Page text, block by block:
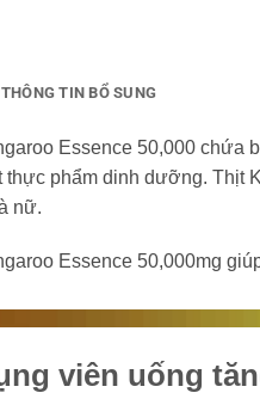
THÔNG TIN BỔ SUNG
Essence 50,000 chứa
phẩm dinh dưỡng. Thịt
nữ.
Essence 50,000mg
viên uống